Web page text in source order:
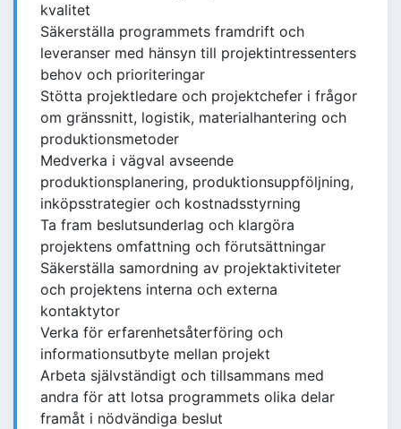
kvalitet
Säkerställa programmets framdrift och
leveranser med hänsyn till projektintressenters
behov och prioriteringar
Stötta projektledare och projektchefer i frågor
om gränssnitt, logistik, materialhantering och
produktionsmetoder
Medverka i vägval avseende
produktionsplanering, produktionsuppföljning,
inköpsstrategier och kostnadsstyrning
Ta fram beslutsunderlag och klargöra
projektens omfattning och förutsättningar
Säkerställa samordning av projektaktiviteter
och projektens interna och externa
kontaktytor
Verka för erfarenhetsåterföring och
informationsutbyte mellan projekt
Arbeta självständigt och tillsammans med
andra för att lotsa programmets olika delar
framåt i nödvändiga beslut